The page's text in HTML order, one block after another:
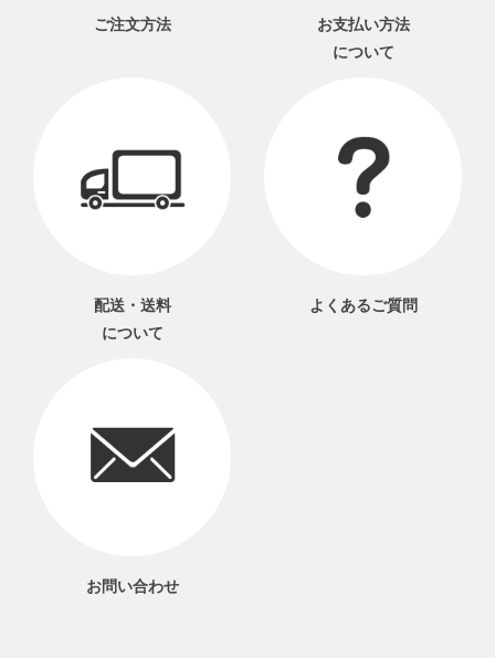
ご注文方法
お支払い方法
について
配送・送料
について
よくあるご質問
お問い合わせ